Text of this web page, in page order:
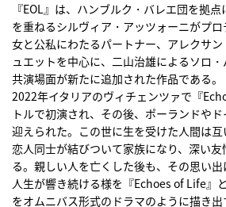
『EOL』は、ハンブルク・バレエ団を拠
を重ねるシルヴィア・アッツォーニがプ
女と公私にわたるパートナー、アレクサ
ュエットを中心に、二山治雄によるソロ
共演場面が新たに追加された作品である。
2022年イタリアのヴィチェンツァで『
トルで初演され、その後、ポーランドや
迎えられた。この世に生を受けた人間は互
恋人同士が結びついて家族になり、深い
る。親しい人を亡くした後も、その思い
人生が響き続ける様を『Echoes of Life』
をオムニバス形式のドラマのように描き